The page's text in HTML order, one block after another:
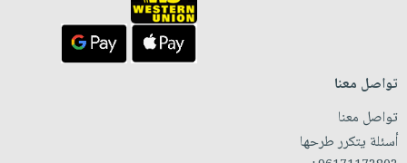
تواصل معنا
تواصل معنا
أسئلة يتكرر طرحها